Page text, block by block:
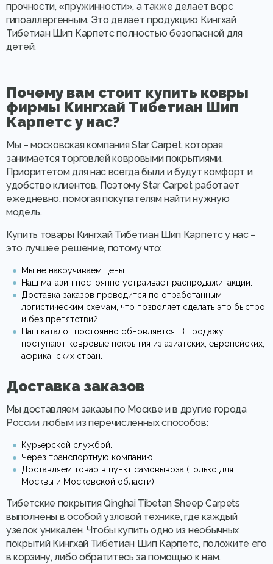
прочности, «пружинности», а также делает ворс
гипоаллергенным. Это делает продукцию Кингхай
Тибетиан Шип Карпетс полностью безопасной для
детей.
Почему вам стоит купить ковры
фирмы Кингхай Тибетиан Шип
Карпетс у нас?
Мы – московская компания Star Carpet, которая
занимается торговлей ковровыми покрытиями.
Приоритетом для нас всегда были и будут комфорт и
удобство клиентов. Поэтому Star Carpet работает
ежедневно, помогая покупателям найти нужную
модель.
Купить товары Кингхай Тибетиан Шип Карпетс у нас –
это лучшее решение, потому что:
Мы не накручиваем цены.
Наш магазин постоянно устраивает распродажи, акции.
Доставка заказов проводится по отработанным
логистическим схемам, что позволяет сделать это быстро
и без препятствий.
Наш каталог постоянно обновляется. В продажу
поступают ковровые покрытия из азиатских, европейских,
африканских стран.
Доставка заказов
Мы доставляем заказы по Москве и в другие города
России любым из перечисленных способов:
Курьерской службой.
Через транспортную компанию.
Доставляем товар в пункт самовывоза (только для
Москвы и Московской области).
Тибетские покрытия Qinghai Tibetan Sheep Carpets
выполнены в особой узловой технике, где каждый
узелок уникален. Чтобы купить одно из необычных
покрытий Кингхай Тибетиан Шип Карпетс, положите его
в корзину, либо обратитесь за помощью к нам.